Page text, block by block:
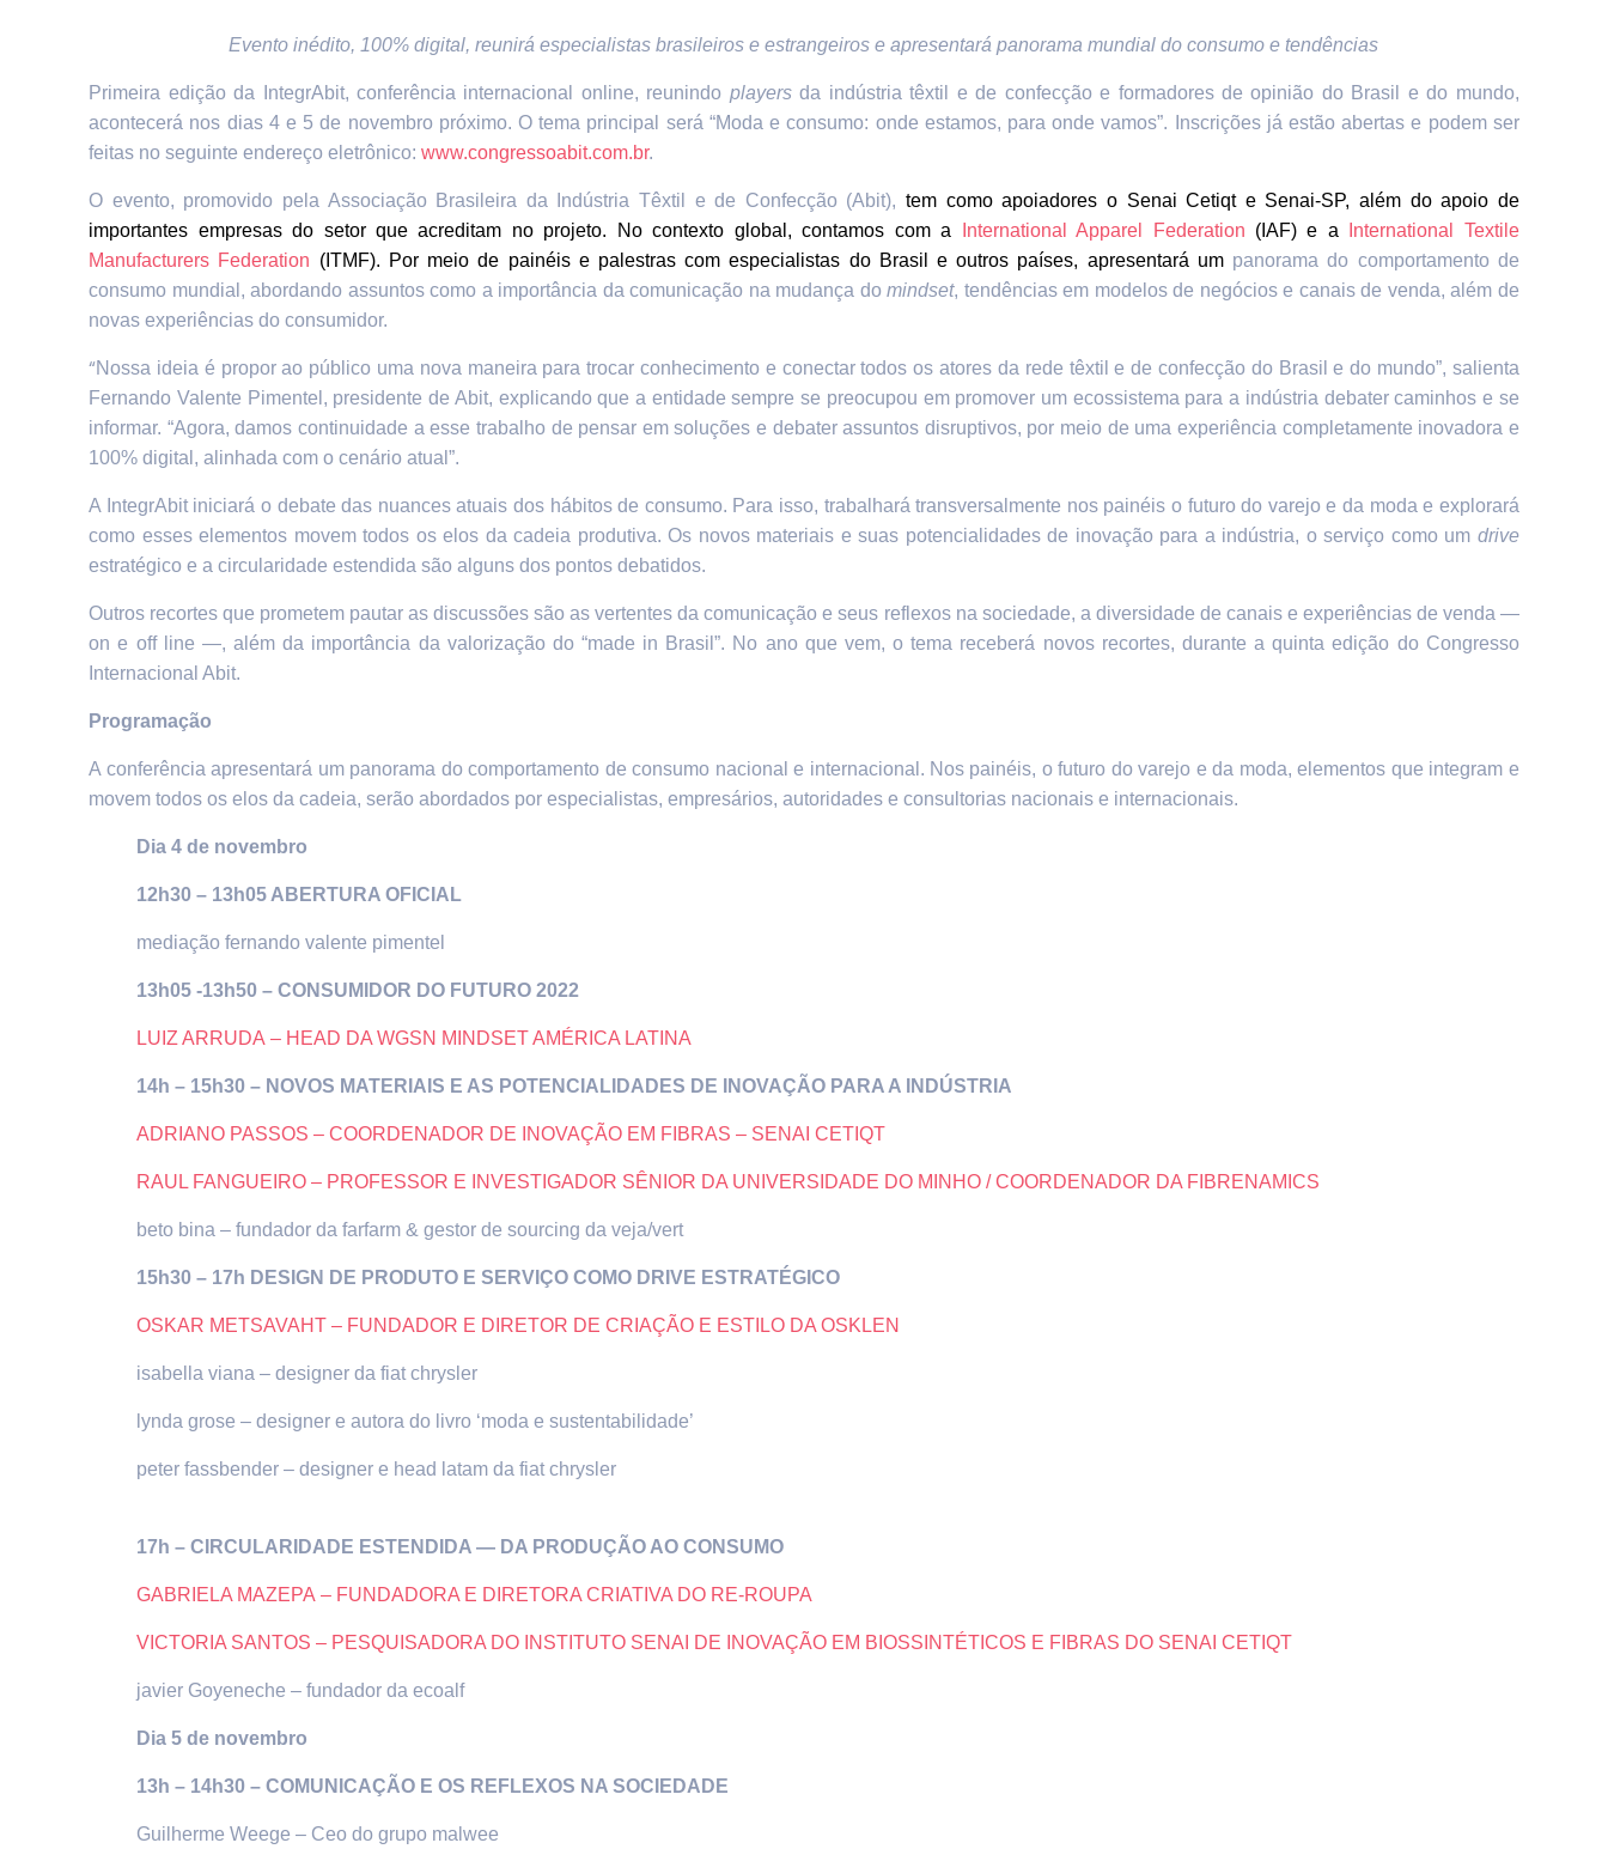
Evento inédito, 100% digital, reunirá especialistas brasileiros e estrangeiros e apresentará panorama mundial do consumo e tendências
Primeira edição da IntegrAbit, conferência internacional online, reunindo playersda indústria têxtil e de confecção e formadores de opinião do Brasil e do mundo,
acontecerá nos dias 4 e 5 de novembro próximo. O tema principal será “Moda e consumo: onde estamos, para onde vamos”. Inscrições já estão abertas e podem ser
feitas no seguinte endereço eletrônico:www.congressoabit.com.br.
O evento, promovido pela Associação Brasileira da Indústria Têxtil e de Confecção (Abit),tem como apoiadores o Senai Cetiqt e Senai-SP, além do apoio de
importantes empresas do setor que acreditam no projeto. No contexto global, contamos com a
International Apparel Federation (IAF) e a
International Textile
Manufacturers Federation (ITMF). Por meio de painéis e palestras com especialistas do Brasil e outros países, apresentará um panorama do comportamento de
consumo mundial, abordando assuntos como a importância da comunicação na mudança domindset, tendências em modelos de negócios e canais de venda, além de
novas experiências do consumidor.
“Nossa ideia é propor ao público uma nova maneira para trocar conhecimento e conectar todos os atores da rede têxtil e de confecção do Brasil e do mundo”, salienta
Fernando Valente Pimentel, presidente de Abit, explicando que a entidade sempre se preocupou em promover um ecossistema para a indústria debater caminhos e se
informar. “Agora, damos continuidade a esse trabalho de pensar em soluções e debater assuntos disruptivos, por meio de uma experiência completamente inovadora e
100% digital, alinhada com o cenário atual”.
A IntegrAbit iniciará o debate das nuances atuais dos hábitos de consumo. Para isso, trabalhará transversalmente nos painéis o futuro do varejo e da moda e explorará
como esses elementos movem todos os elos da cadeia produtiva. Os novos materiais e suas potencialidades de inovação para a indústria, o serviço como um drive
estratégico e a circularidade estendida são alguns dos pontos debatidos.
Outros recortes que prometem pautar as discussões são as vertentes da comunicação e seus reflexos na sociedade, a diversidade de canais e experiências de venda —
on e off line —, além da importância da valorização do “made in Brasil”. No ano que vem, o tema receberá novos recortes, durante a quinta edição do Congresso
Internacional Abit.
Programação
A conferência apresentará um panorama do comportamento de consumo nacional e internacional. Nos painéis, o futuro do varejo e da moda, elementos que integram e
movem todos os elos da cadeia, serão abordados por especialistas, empresários, autoridades e consultorias nacionais e internacionais.
Dia 4 de novembro
12h30 – 13h05 ABERTURA OFICIAL
mediação fernando valente pimentel
13h05 -13h50 –CONSUMIDOR DO FUTURO 2022
LUIZ ARRUDA – HEAD DA WGSN MINDSET AMÉRICA LATINA
14h – 15h30 – NOVOS MATERIAIS E AS POTENCIALIDADES DE INOVAÇÃO PARA A INDÚSTRIA
ADRIANO PASSOS – COORDENADOR DE INOVAÇÃO EM FIBRAS – SENAI CETIQT
RAUL FANGUEIRO – PROFESSOR E INVESTIGADOR SÊNIOR DA UNIVERSIDADE DO MINHO / COORDENADOR DA FIBRENAMICS
beto bina – fundador da farfarm & gestor de sourcing da veja/vert
15h30 – 17h DESIGN DE PRODUTO E SERVIÇO COMO DRIVE ESTRATÉGICO
OSKAR METSAVAHT – FUNDADOR E DIRETOR DE CRIAÇÃO E ESTILO DA OSKLEN
isabella viana – designer da fiat chrysler
lynda grose – designer e autora do livro ‘moda e sustentabilidade’
peter fassbender – designer e head latam da fiat chrysler
17h –CIRCULARIDADE ESTENDIDA — DA PRODUÇÃO AO CONSUMO
GABRIELA MAZEPA – FUNDADORA E DIRETORA CRIATIVA DO RE-ROUPA
VICTORIA SANTOS – PESQUISADORA DO INSTITUTO SENAI DE INOVAÇÃO EM BIOSSINTÉTICOS E FIBRAS DO SENAI CETIQT
javier Goyeneche – fundador da ecoalf
Dia 5 de novembro
13h – 14h30 –COMUNICAÇÃO E OS REFLEXOS NA SOCIEDADE
Guilherme Weege – Ceo do grupo malwee